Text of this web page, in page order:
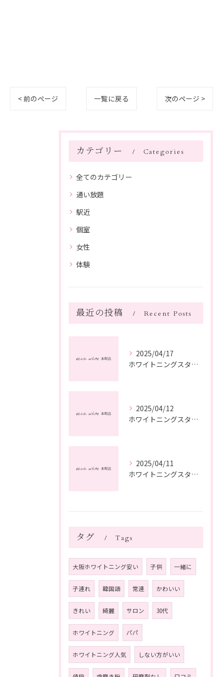
< 前のページ 一覧に戻る 次のページ >
カテゴリー Categories
全てのカテゴリー
通い放題
駅近
個室
女性
体験
最近の投稿 Recent Posts
2025/04/17
ホワイトニングスタッフ日記
2025/04/12
ホワイトニングスタッフ日記
2025/04/11
ホワイトニングスタッフ日記
タグ Tags
大阪ホワイトニング安い 子供 一緒に
子連れ 韓国語 常連 かわいい
きれい 綺麗 サロン 30代
ホワイトニング パパ
ホワイトニング人気 しない方がいい